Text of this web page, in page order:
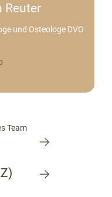
Reuter
und Osteologe DVO
Team